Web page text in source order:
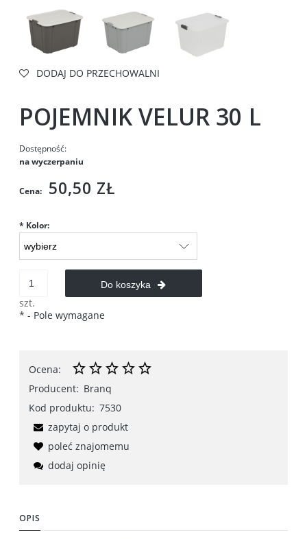
DODAJ DO PRZECHOWALNI
POJEMNIK VELUR 30 L
Dostępność:
na wyczerpaniu
Cena: 50,50 ZŁ
* Kolor:
szt.
Do koszyka
* - Pole wymagane
Ocena:
Producent: Branq
Kod produktu: 7530
zapytaj o produkt
poleć znajomemu
dodaj opinię
OPIS